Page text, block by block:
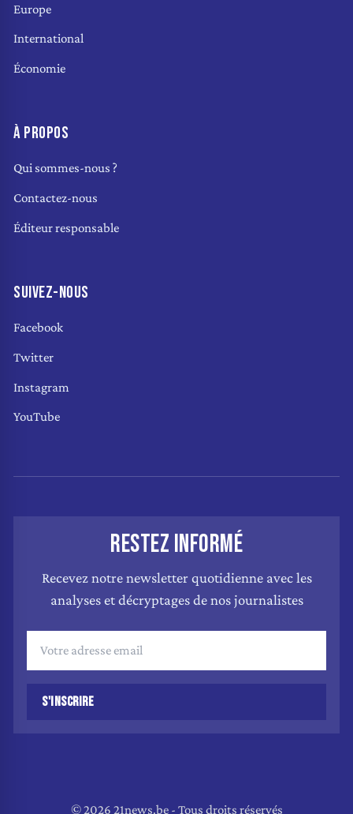
Europe
International
Économie
À PROPOS
Qui sommes-nous ?
Contactez-nous
Éditeur responsable
SUIVEZ-NOUS
Facebook
Twitter
Instagram
YouTube
RESTEZ INFORMÉ
Recevez notre newsletter quotidienne avec les
analyses et décryptages de nos journalistes
S'INSCRIRE
© 2026 21news.be - Tous droits réservés